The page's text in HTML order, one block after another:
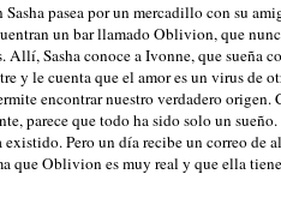
pasea por un mercadillo con su
un bar llamado Oblivion, que
Allí, Sasha conoce a Ivonne, que sueña
y le cuenta que el amor es un virus de
encontrar nuestro verdadero origen.
parece que todo ha sido solo un sueño.
Pero un día recibe un correo de
que Oblivion es muy real y que ella